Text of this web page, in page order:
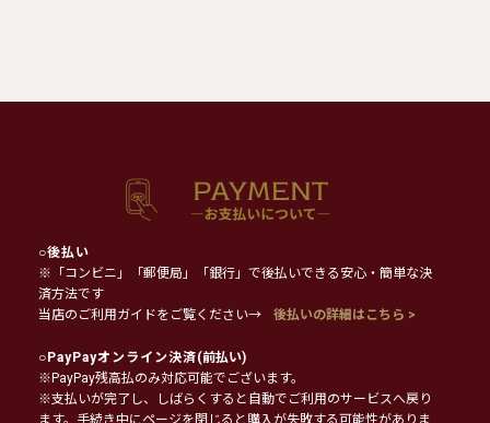
○後払い
※「コンビニ」「郵便局」「銀行」で後払いできる安心・簡単な決
済方法です
当店のご利用ガイドをご覧ください→
後払いの詳細はこちら >
○PayPayオンライン決済(前払い)
※PayPay残高払のみ対応可能でございます。
※支払いが完了し、しばらくすると自動でご利用のサービスへ戻り
ます。手続き中にページを閉じると購入が失敗する可能性がありま